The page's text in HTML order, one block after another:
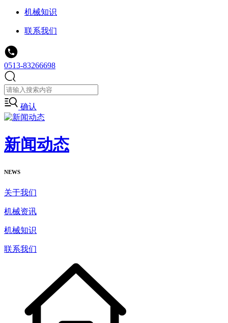
机械知识
联系我们
0513-83266698
确认
新闻动态
NEWS
关于我们
机械资讯
机械知识
联系我们